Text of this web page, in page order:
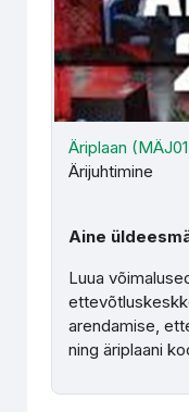
Äriplaan
Ärijuhtimine
Aine
Luua
arendamise,
ning äriplaani